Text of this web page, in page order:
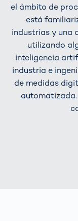
el ámbito de
está
industrias y una
utilizando
inteligencia
industria e
de medidas